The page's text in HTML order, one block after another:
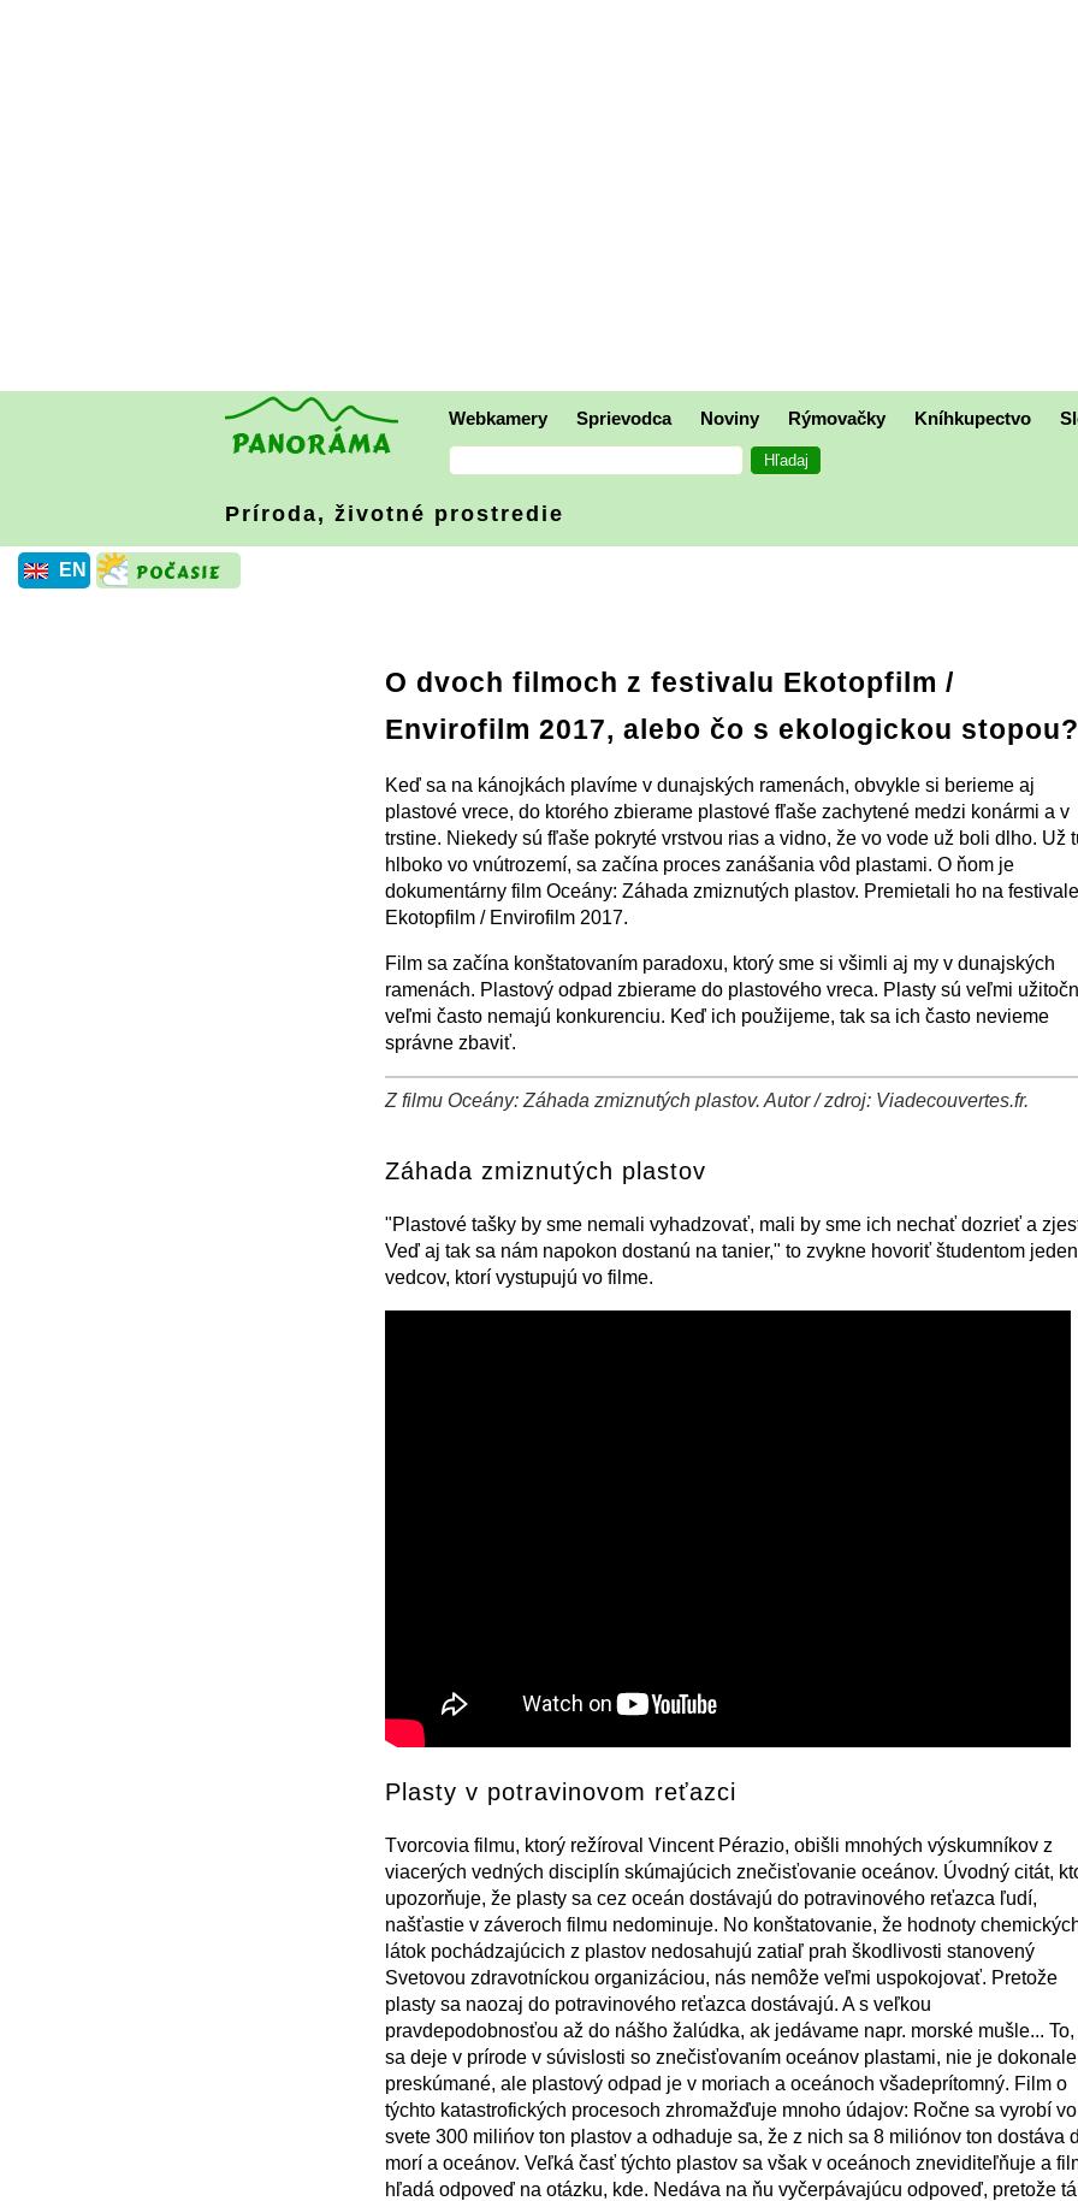
Webkamery Sprievodca Noviny Rýmovačky Kníhkupectvo
Príroda, životné prostredie
EN
O dvoch filmoch z festivalu Ekotopfilm /
Envirofilm 2017, alebo čo s ekologickou stopou?
Keď sa na kánojkách plavíme v dunajských ramenách, obvykle si berieme aj
plastové vrece, do ktorého zbierame plastové fľaše zachytené medzi konármi a v
trstine. Niekedy sú fľaše pokryté vrstvou rias a vidno, že vo vode už boli dlho. Už
hlboko vo vnútrozemí, sa začína proces zanášania vôd plastami. O ňom je
dokumentárny film Oceány: Záhada zmiznutých plastov. Premietali ho na festivale
Ekotopfilm / Envirofilm 2017.
Film sa začína konštatovaním paradoxu, ktorý sme si všimli aj my v dunajských
ramenách. Plastový odpad zbierame do plastového vreca. Plasty sú veľmi
veľmi často nemajú konkurenciu. Keď ich použijeme, tak sa ich často nevieme
správne zbaviť.
Z filmu Oceány: Záhada zmiznutých plastov. Autor / zdroj: Viadecouvertes.fr.
Záhada zmiznutých plastov
"Plastové tašky by sme nemali vyhadzovať, mali by sme ich nechať dozrieť a
Veď aj tak sa nám napokon dostanú na tanier," to zvykne hovoriť študentom
vedcov, ktorí vystupujú vo filme.
Plasty v potravinovom reťazci
Tvorcovia filmu, ktorý režíroval Vincent Pérazio, obišli mnohých výskumníkov z
viacerých vedných disciplín skúmajúcich znečisťovanie oceánov. Úvodný citát,
upozorňuje, že plasty sa cez oceán dostávajú do potravinového reťazca ľudí,
našťastie v záveroch filmu nedominuje. No konštatovanie, že hodnoty
látok pochádzajúcich z plastov nedosahujú zatiaľ prah škodlivosti stanovený
Svetovou zdravotníckou organizáciou, nás nemôže veľmi uspokojovať. Pretože
plasty sa naozaj do potravinového reťazca dostávajú. A s veľkou
pravdepodobnosťou až do nášho žalúdka, ak jedávame napr. morské mušle... To,
sa deje v prírode v súvislosti so znečisťovaním oceánov plastami, nie je dokonale
preskúmané, ale plastový odpad je v moriach a oceánoch všadeprítomný. Film o
týchto katastrofických procesoch zhromažďuje mnoho údajov: Ročne sa vyrobí vo
svete 300 milińov ton plastov a odhaduje sa, že z nich sa 8 miliónov ton dostáva
morí a oceánov. Veľká časť týchto plastov sa však v oceánoch zneviditeľňuje a
hľadá odpoveď na otázku, kde. Nedáva na ňu vyčerpávajúcu odpoveď, pretože tá